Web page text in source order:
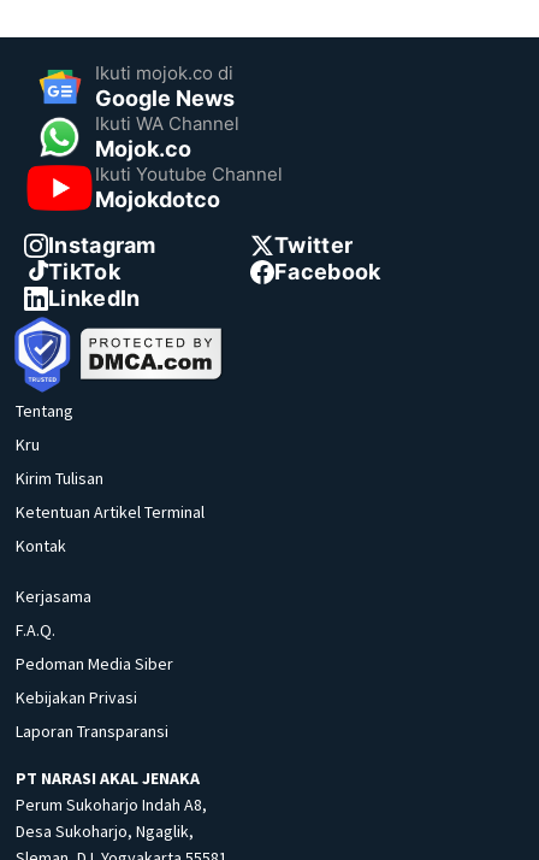
Ikuti mojok.co di
Google News
Ikuti WA Channel
Mojok.co
Ikuti Youtube Channel
Mojokdotco
Instagram
Twitter
TikTok
Facebook
LinkedIn
Tentang
Kru
Kirim Tulisan
Ketentuan Artikel Terminal
Kontak
Kerjasama
F.A.Q.
Pedoman Media Siber
Kebijakan Privasi
Laporan Transparansi
PT NARASI AKAL JENAKA
Perum Sukoharjo Indah A8,
Desa Sukoharjo, Ngaglik,